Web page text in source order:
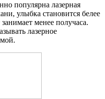
популярна лазерная
улыбка становится белее
менее получаса.
лазерное